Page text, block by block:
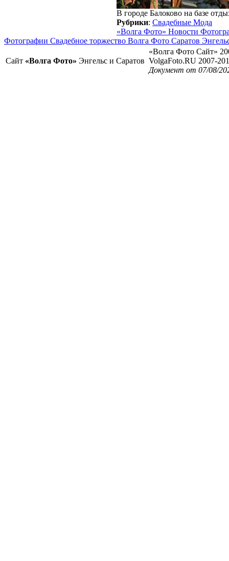
В городе Балоково на базе
Рубрики: Свадебные Мода
«Волга Фото» Новости
Фотографии Свадебное торжество Волга Фото Саратов
Сайт «Волга Фото» Энгельс и Саратов
«Волга Фото Сайт»
VolgaFoto.RU 2007-
Документ от 07/08/